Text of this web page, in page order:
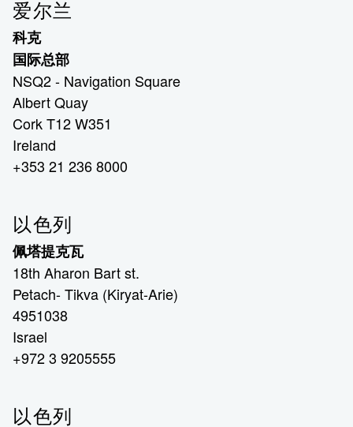
爱尔兰
科克
国际总部
NSQ2 - Navigation Square
Albert Quay
Cork T12 W351
Ireland
+353 21 236 8000
以色列
佩塔提克瓦
18th Aharon Bart st.
Petach- Tikva (Kiryat-Arie)
4951038
Israel
+972 3 9205555
以色列